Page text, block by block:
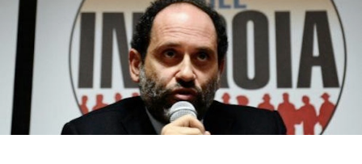
Cultura
Economia
Europa
Altrecose
Mondiali calcio 2026
PODCAST